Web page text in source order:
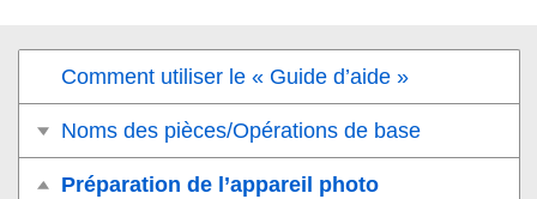
Comment utiliser le « Guide d’aide »
Noms des pièces/Opérations de base
Préparation de l’appareil photo